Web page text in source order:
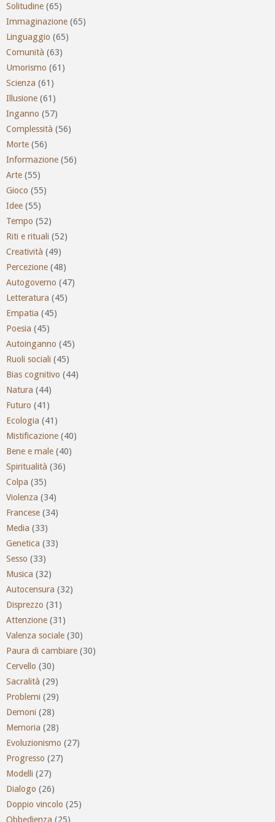
Solitudine (65)
Immaginazione (65)
Linguaggio (65)
Comunità (63)
Umorismo (61)
Scienza (61)
Illusione (61)
Inganno (57)
Complessità (56)
Morte (56)
Informazione (56)
Arte (55)
Gioco (55)
Idee (55)
Tempo (52)
Riti e rituali (52)
Creatività (49)
Percezione (48)
Autogoverno (47)
Letteratura (45)
Empatia (45)
Poesia (45)
Autoinganno (45)
Ruoli sociali (45)
Bias cognitivo (44)
Natura (44)
Futuro (41)
Ecologia (41)
Mistificazione (40)
Bene e male (40)
Spiritualità (36)
Colpa (35)
Violenza (34)
Francese (34)
Media (33)
Genetica (33)
Sesso (33)
Musica (32)
Autocensura (32)
Disprezzo (31)
Attenzione (31)
Valenza sociale (30)
Paura di cambiare (30)
Cervello (30)
Sacralità (29)
Problemi (29)
Demoni (28)
Memoria (28)
Evoluzionismo (27)
Progresso (27)
Modelli (27)
Dialogo (26)
Doppio vincolo (25)
Obbedienza (25)